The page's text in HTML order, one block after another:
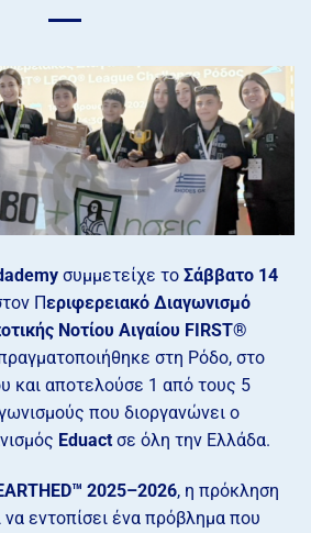
συμμετείχε το Σάββατο 14
Περιφερειακό Διαγωνισμό
Νοτίου Αιγαίου FIRST®
στη Ρόδο, στο
και αποτελούσε 1 από τους 5
που διοργανώνει ο
Eduact σε όλη την Ελλάδα.
2025–2026, η πρόκληση
να εντοπίσει ένα πρόβλημα που